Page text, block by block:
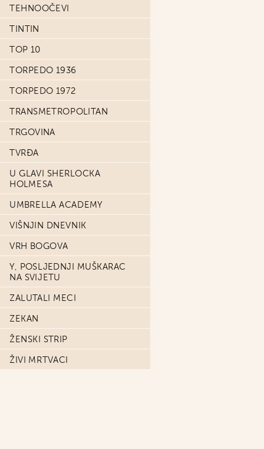
TEHNOOČEVI
TINTIN
TOP 10
TORPEDO 1936
TORPEDO 1972
TRANSMETROPOLITAN
TRGOVINA
TVRĐA
U GLAVI SHERLOCKA
HOLMESA
UMBRELLA ACADEMY
VIŠNJIN DNEVNIK
VRH BOGOVA
Y, POSLJEDNJI MUŠKARAC
NA SVIJETU
ZALUTALI MECI
ZEKAN
ŽENSKI STRIP
ŽIVI MRTVACI